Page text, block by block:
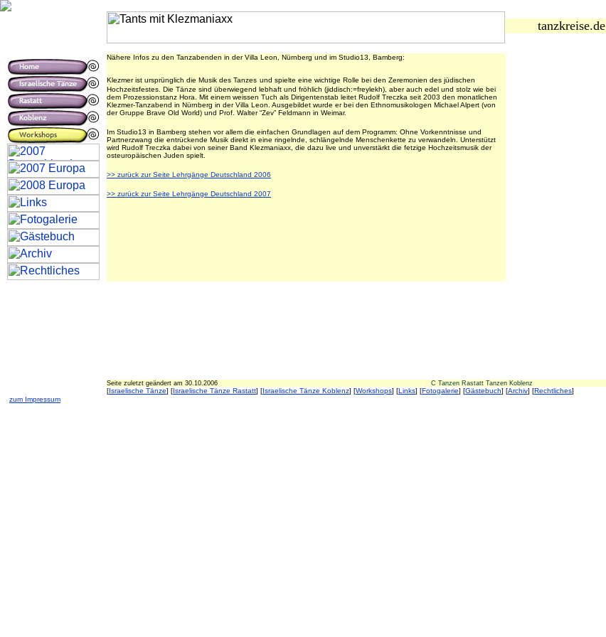
zum Impressum
tanzkreise.de
Nähere Infos zu den Tanzabenden in der Villa Leon, Nürnberg und im Studio13, Bamberg:
Klezmer ist ursprünglich die Musik des Tanzes und spielte eine wichtige Rolle bei den Zeremonien des jüdischen
Hochzeitsfestes. Die Tänze sind überwiegend lebhaft und fröhlich (jiddisch:=freylekh), aber auch edel und stolz wie bei
dem Prozessionstanz Hora. Mit einem weissen Tuch als Dirigentenstab leitet Rudolf Treczka seit 2003 den monatlichen
Klezmer-Tanzabend in Nürnberg in der Villa Leon. Ausgebildet wurde er bei den Ethnomusikologen Michael Alpert (von
der Gruppe Brave Old World) und Prof. Walter “Zev” Feldmann in Weimar.
Im Studio13 in Bamberg stehen vor allem die einfachen Grundlagen auf dem Programm: Ohne Vorkenntnisse und
Partnerzwang die entrückende Musik direkt in eine ringelnde, schlängelnde Menschenkette zu verwandeln. Unterstützt
wird Rudolf Treczka dabei von seiner Band Klezmaniaxx, die dazu live und unverstärkt die fetzige Hochzeitsmusik der
osteuropäischen Juden spielt.
>> zurück zur Seite Lehrgänge Deutschland 2006
>> zurück zur Seite Lehrgänge Deutschland 2007
Seite zuletzt geändert am 30.10.2006 C Tanzen Rastatt Tanzen Koblenz
[Israelische Tänze] [Israelische Tänze Rastatt] [Israelische Tänze Koblenz] [Workshops] [Links] [Fotogalerie] [Gästebuch] [Archiv] [Rechtliches]